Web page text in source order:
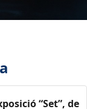
“Set”, de